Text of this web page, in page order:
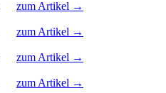
zum Artikel →
zum Artikel →
zum Artikel →
zum Artikel →